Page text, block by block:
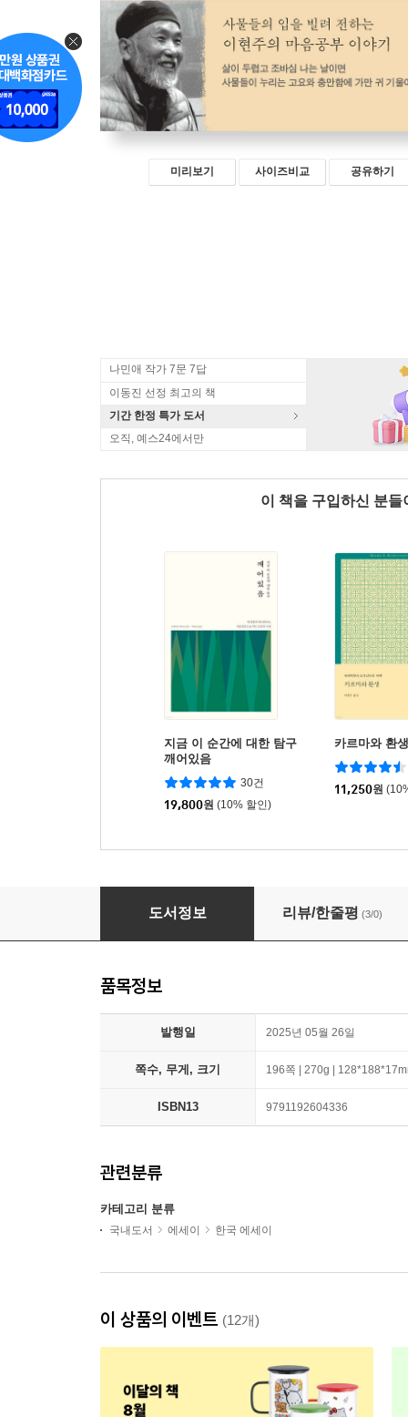
미리보기 사이즈비교 공유하기
나민애 작가 7문 7답
이동진 선정 최고의 책
기간 한정 특가 도서
오직, 예스24에서만
이 책을 구입하신 분
지금 이 순간에 대한 탐구
깨어있음
30건
19,800원 (10% 할인)
카르마와 환생
11,250원
두려워 마라, 별것 아니다
도서정보 리뷰/한줄평 (3/0)
품목정보
발행일 2025년 05월 26일
쪽수, 무게, 크기 196쪽 | 270g |
ISBN13 9791192604336
관련분류
카테고리 분류
국내도서 에세이 한국 에세이
이 상품의 이벤트 (12개)